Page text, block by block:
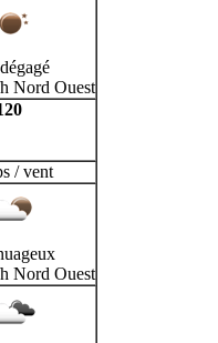
Nord Ouest
/ vent
Nord Ouest